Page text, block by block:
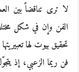
لا ترى تناقضاً بين
الفن وإن في شكل
تحقيق بيوت لها
فن ريما الزعبي، إذ